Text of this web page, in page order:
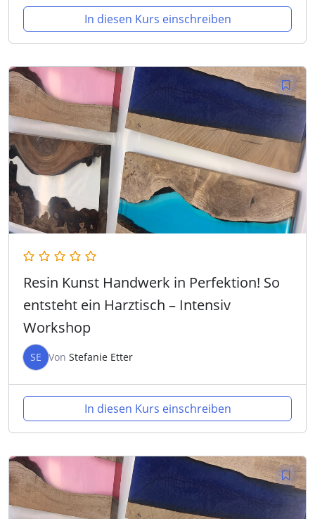
In diesen Kurs einschreiben
Resin Kunst Handwerk in Perfektion! So
entsteht ein Harztisch – Intensiv
Workshop
SE Von Stefanie Etter
In diesen Kurs einschreiben